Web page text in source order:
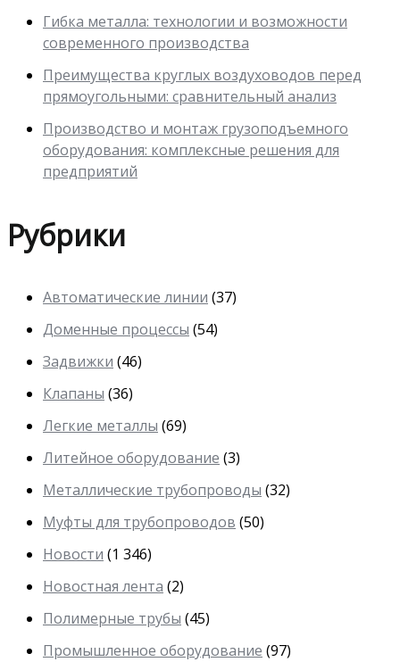
Гибка металла: технологии и возможности
современного производства
Преимущества круглых воздуховодов перед
прямоугольными: сравнительный анализ
Производство и монтаж грузоподъемного
оборудования: комплексные решения для
предприятий
Рубрики
Автоматические линии (37)
Доменные процессы (54)
Задвижки (46)
Клапаны (36)
Легкие металлы (69)
Литейное оборудование (3)
Металлические трубопроводы (32)
Муфты для трубопроводов (50)
Новости (1 346)
Новостная лента (2)
Полимерные трубы (45)
Промышленное оборудование (97)